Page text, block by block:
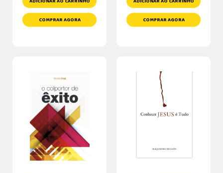
COMPRAR AGORA COMPRAR AGORA